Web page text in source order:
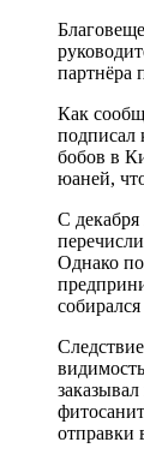
партнёра
Как
подписал
бобов в
юаней,
С декабря
Однако
отправки